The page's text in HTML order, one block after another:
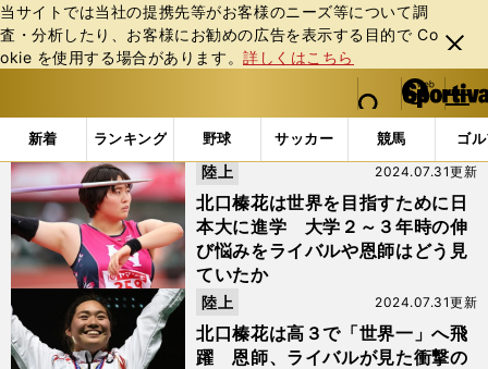
当サイトでは当社の提携先等がお客様のニーズ等について調
査・分析したり、お客様にお勧めの広告を表⽰する⽬的で Co
okie を使⽤する場合があります。詳しくはこちら
閉じ
る
web Sportiva (webスポルティーバ)
検索
マイペ
ー
ジ
メニュ
新着 ランキング 野球 サッカー 競馬 ゴ
b
ス
ポ
ル
テ
ィ
ー
バ
「#旭川東高校」の最新ニュース・ 情報
北口榛花は世界を目指すために日
本大に進学 大学２～３年時の伸
び悩みをライバルや恩師はどう見
ていたか
2024.07.31更新
陸上
北口榛花は高３で「世界一」へ飛
躍 恩師、ライバルが見た衝撃の
2024.07.31更新
陸上